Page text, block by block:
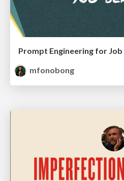
Prompt Engineering for Job
mfonobong